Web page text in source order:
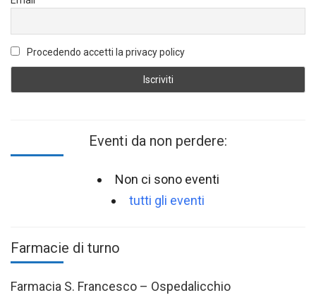
Procedendo accetti la privacy policy
Eventi da non perdere:
Non ci sono eventi
tutti gli eventi
Farmacie di turno
Farmacia S. Francesco – Ospedalicchio